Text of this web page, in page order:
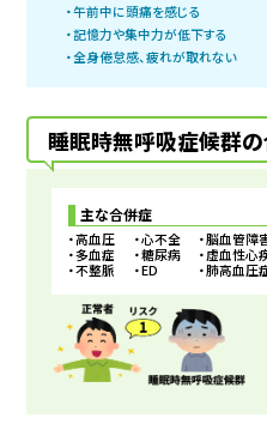
・午前中に頭痛を感じる
・記憶力や集中力が低下する
・全身倦怠感、疲れが取れない
睡眠時無呼吸症候群
主な合併症
・高血圧
・多血症
・不整脈
・心不全
・糖尿病
・ED
・脳血管障
・虚血性心
・肺高血圧